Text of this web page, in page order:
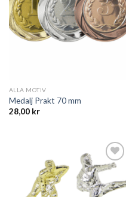
ALLA MOTIV
Medalj Prakt 70 mm
28,00 kr
Add to
wishlist